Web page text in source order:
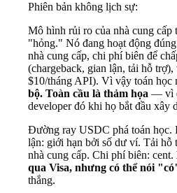
Phiên bản không lịch sự:
Mô hình rủi ro của nhà cung cấp
"hỏng." Nó đang hoạt động
nhà cung cấp, chi phí biên để
(chargeback, gian lận, tải hỗ
$10/tháng API). Vì vậy toán học
bộ. Toàn cầu là thảm họa — vì
developer đó khi họ bắt đầu xây
Đường ray USDC phá toán học.
lận: giới hạn bởi số dư ví. Tải
nhà cung cấp. Chi phí biên: cent.
qua Visa, nhưng có thể nói
thắng.